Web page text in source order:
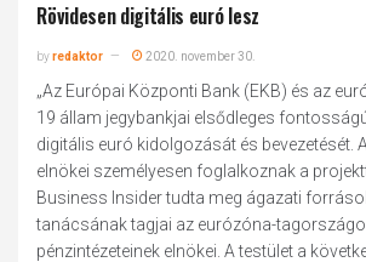
Rövidesen digitális euró lesz
byredaktor 2020. november 30.
„Az Európai Központi Bank (EKB) és az
19 állam jegybankjai elsődleges
digitális euró kidolgozását és bevezetését.
elnökei személyesen foglalkoznak a
Business Insider tudta meg ágazati
tanácsának tagjai az eurózóna-
pénzintézeteinek elnökei. A testület a